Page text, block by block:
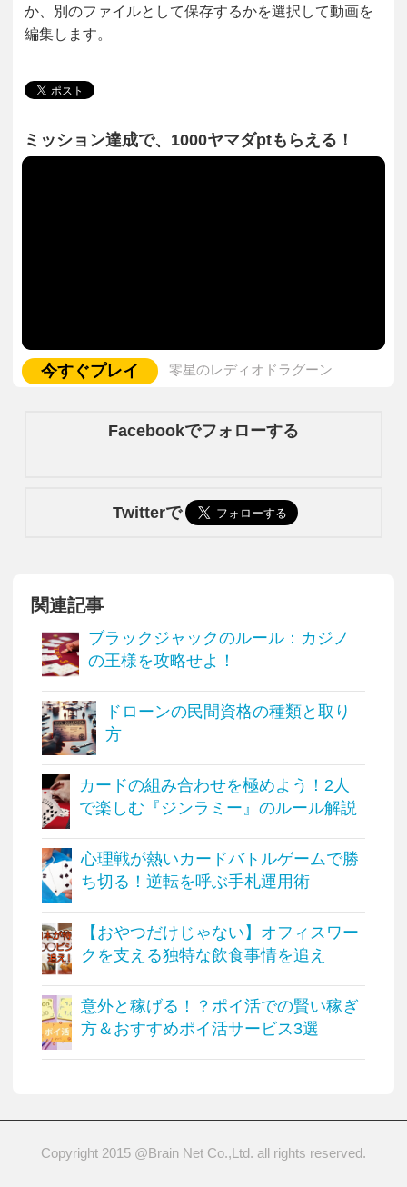
か、別のファイルとして保存するかを選択して動画を
編集します。
ミッション達成で、1000ヤマダptもらえる！
今すぐプレイ 零星のレディオドラグーン
Facebookでフォローする
Twitterで
関連記事
ブラックジャックのルール：カジノ
の王様を攻略せよ！
ドローンの民間資格の種類と取り
方
カードの組み合わせを極めよう！2人
で楽しむ『ジンラミー』のルール解説
心理戦が熱いカードバトルゲームで勝
ち切る！逆転を呼ぶ手札運用術
【おやつだけじゃない】オフィスワー
クを支える独特な飲食事情を追え
意外と稼げる！？ポイ活での賢い稼ぎ
方＆おすすめポイ活サービス3選
Copyright 2015 @Brain Net Co.,Ltd. all rights reserved.